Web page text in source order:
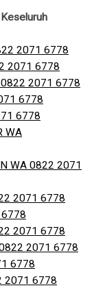
2071 6778
2071 6778
0822 2071 6778
6778
6778
WA
WA 0822 2071
2071 6778
6778
2071 6778
0822 2071 6778
6778
2071 6778